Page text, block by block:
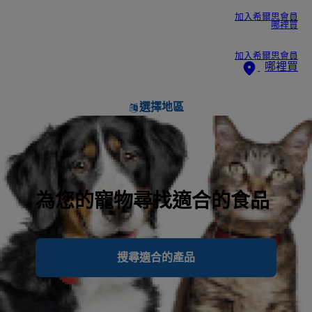
加入希爾思會員
哪裡買
加入希爾思會員
哪裡買
選擇地區
為您的寵物尋找適合的食品
搜尋適合的產品